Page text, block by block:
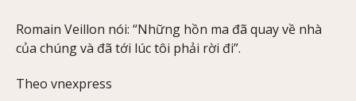
Romain Veillon nói: “Những hồn ma đã quay về nhà
của chúng và đã tới lúc tôi phải rời đi”.
Theo vnexpress